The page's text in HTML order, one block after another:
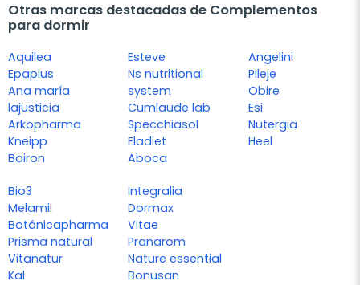
Otras marcas destacadas de Complementos
para dormir
Aquilea
Epaplus
Ana maría
lajusticia
Arkopharma
Kneipp
Boiron
Esteve
Ns nutritional
system
Cumlaude lab
Specchiasol
Eladiet
Aboca
Angelini
Pileje
Obire
Esi
Nutergia
Heel
Bio3
Melamil
Botánicapharma
Prisma natural
Vitanatur
Kal
Integralia
Dormax
Vitae
Pranarom
Nature essential
Bonusan